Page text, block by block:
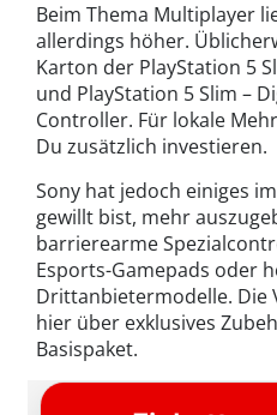
Beim Thema Multiplayer
allerdings höher.
Karton der PlayStation 5
und PlayStation 5 Slim –
Controller. Für lokale
Du zusätzlich investieren.
Sony hat jedoch einiges
gewillt bist, mehr
barrierearme
Esports-Gamepads oder
Drittanbietermodelle. Die
hier über exklusives
Basispaket.